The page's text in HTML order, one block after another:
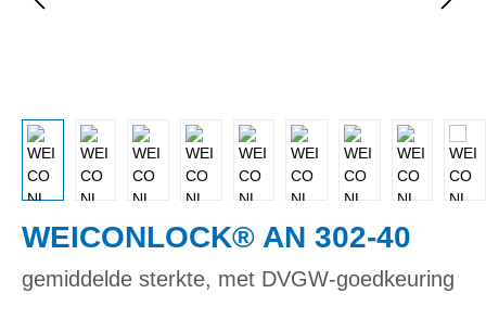
WEICONLOCK® AN 302-40
gemiddelde sterkte, met DVGW-goedkeuring